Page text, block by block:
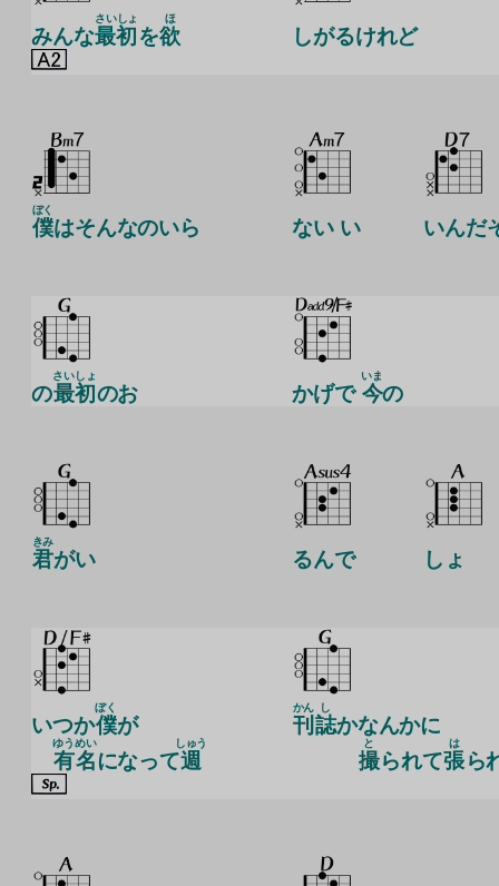
みんな最初
さいしょ
を欲
ほ
しがるけれど
僕
ぼく
はそんなのいら ない い いんだ
の最初
さいしょ
のお かげで 今
いま
の
君
きみ
がい るんで しょ
いつか僕
ぼく
が
有
ゆう
名
めい
になって週
しゅう
刊
かん
誌
し
かなんかに
撮
と
られて張
は
ら